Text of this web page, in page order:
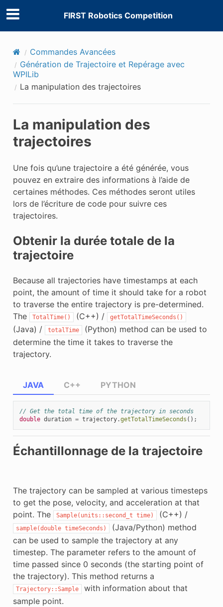
FIRST Robotics Competition
Commandes Avancées
Génération de Trajectoire et Repérage avec
WPILib
La manipulation des trajectoires
La manipulation des
trajectoires
Une fois qu’une trajectoire a été générée, vous
pouvez en extraire des informations à l’aide de
certaines méthodes. Ces méthodes seront utiles
lors de l’écriture de code pour suivre ces
trajectoires.
Obtenir la durée totale de la
trajectoire
Because all trajectories have timestamps at each
point, the amount of time it should take for a robot
to traverse the entire trajectory is pre-determined.
The
TotalTime() (C++) / getTotalTimeSeconds()
(Java) / totalTime
(Python) method can be used to
determine the time it takes to traverse the
trajectory.
JAVA
// Get the total time of the trajectory in seconds
double duration = trajectory.getTotalTimeSeconds ();
C++ PYTHON
Échantillonnage de la trajectoire
The trajectory can be sampled at various timesteps
to get the pose, velocity, and acceleration at that
point. The
Sample(units::second_t time) (C++) /
sample(double timeSeconds)
(Java/Python) method
can be used to sample the trajectory at any
timestep. The parameter refers to the amount of
time passed since 0 seconds (the starting point of
the trajectory). This method returns a
Trajectory::Sample
with information about that
sample point.